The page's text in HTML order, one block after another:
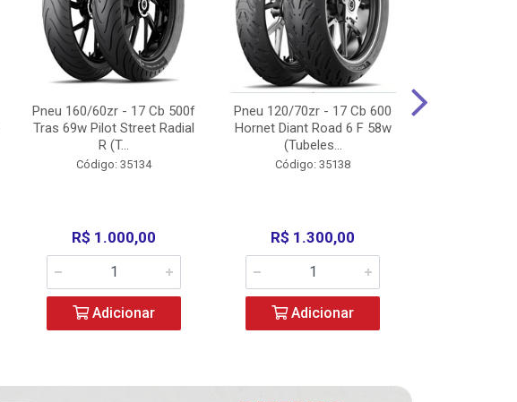
Pneu 160/60zr - 17 Cb 500f
Tras 69w Pilot Street Radial
R (T...
Código: 35134
R$ 1.000,00
Adicionar
Pneu 120/70zr - 17 Cb 600
Hornet Diant Road 6 F 58w
(Tubeles...
Código: 35138
R$ 1.300,00
Adicionar